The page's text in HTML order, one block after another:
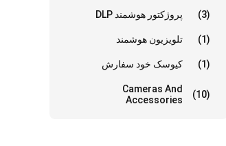
پروژکتور هوشمند DLP (3)
تلویزیون هوشمند (1)
کیوسک خود سفارش (1)
Cameras And
Accessories
(10)